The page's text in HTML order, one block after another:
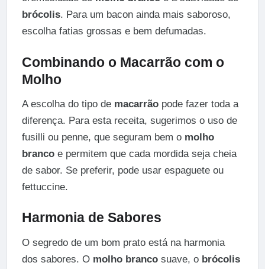
brócolis. Para um bacon ainda mais saboroso,
escolha fatias grossas e bem defumadas.
Combinando o Macarrão com o
Molho
A escolha do tipo de macarrãopode fazer toda a
diferença. Para esta receita, sugerimos o uso de
fusilli ou penne, que seguram bem o molho
brancoe permitem que cada mordida seja cheia
de sabor. Se preferir, pode usar espaguete ou
fettuccine.
Harmonia de Sabores
O segredo de um bom prato está na harmonia
dos sabores. O molho brancosuave, o brócolis